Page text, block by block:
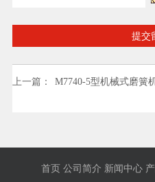
提交
上一篇： M7740-5型机械式磨簧
首页 公司简介 新闻中心